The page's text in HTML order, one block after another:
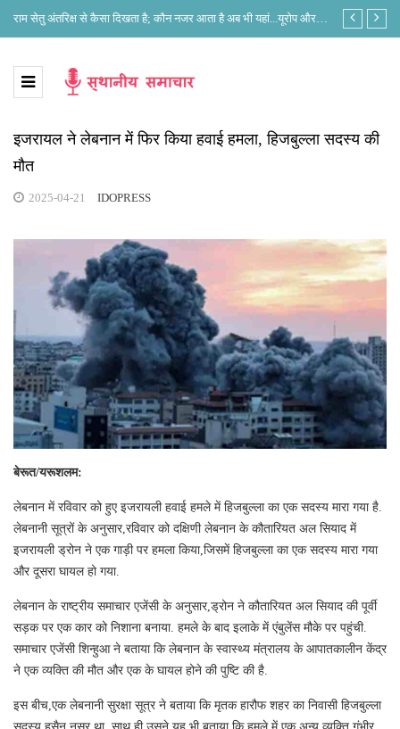
राम सेतु अंतरिक्ष से कैसा दिखता है; कौन नजर आता है अब भी यहां...यूरोप और
भारत के नजरिए में क्या है अंतर?
लोकसभा
इजरायल ने लेबनान में फिर किया हवाई हमला, हिजबुल्ला सदस्य की
मौत
2025-04-21 IDOPRESS
बेरूत/यरूशलम:
लेबनान में रविवार को हुए इजरायली हवाई हमले में हिजबुल्ला का एक सदस्य मारा गया है.
लेबनानी सूत्रों के अनुसार,रविवार को दक्षिणी लेबनान के कौतारियत अल सियाद में
इजरायली ड्रोन ने एक गाड़ी पर हमला किया,जिसमें हिजबुल्ला का एक सदस्य मारा गया
और दूसरा घायल हो गया.
लेबनान के राष्ट्रीय समाचार एजेंसी के अनुसार,ड्रोन ने कौतारियत अल सियाद की पूर्वी
सड़क पर एक कार को निशाना बनाया. हमले के बाद इलाके में एंबुलेंस मौके पर पहुंची.
समाचार एजेंसी श‍िन्हुआ ने बताया कि लेबनान के स्वास्थ्य मंत्रालय के आपातकालीन केंद्र
ने एक व्यक्ति की मौत और एक के घायल होने की पुष्टि की है.
इस बीच,एक लेबनानी सुरक्षा सूत्र ने बताया कि मृतक हारौफ शहर का निवासी हिजबुल्ला